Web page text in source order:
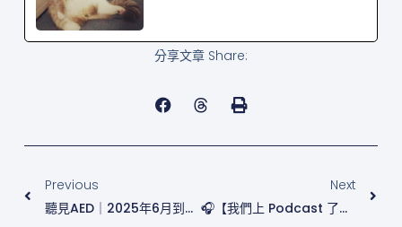
分享文章 Share:
Previous
聽見AED｜2025年6月到場成果揭曉
Next
🎧【我們上 Podcast 了！】 #別人的工作最有趣